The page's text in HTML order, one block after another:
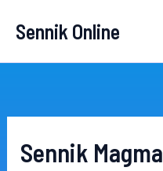
Sennik Online
Sennik Magma